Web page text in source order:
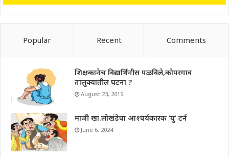
Popular Recent Comments
शिक्षकानेच विद्यार्थिनीस पळविले,कोपरगाव
तालुक्यातील घटना ?
August 23, 2019
माजी खा.लोखंडेचा आश्चर्यकारक ‘यु’ टर्न
June 6, 2024